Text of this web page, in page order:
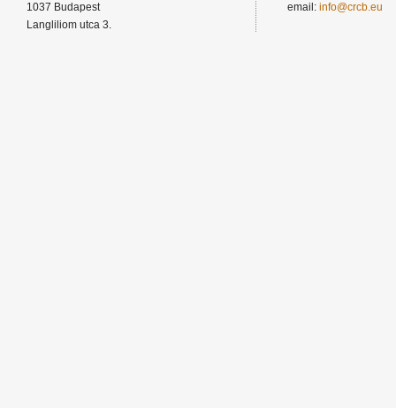
1037 Budapest
Langliliom utca 3.
email: info@crcb.eu